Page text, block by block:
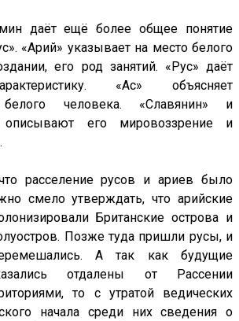
даёт ещё более общее понятие
«Арий» указывает на место белого
его род занятий. «Рус» даёт
«Ас» объясняет
белого человека. «Славянин» и
описывают его мировоззрение и
расселение русов и ариев было
смело утверждать, что арийские
Британские острова и
Позже туда пришли русы, и
А так как будущие
отдалены от Рассении
то с утратой ведических
начала среди них сведения о